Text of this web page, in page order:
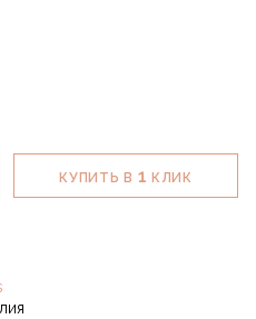
КУПИТЬ В 1 КЛИК